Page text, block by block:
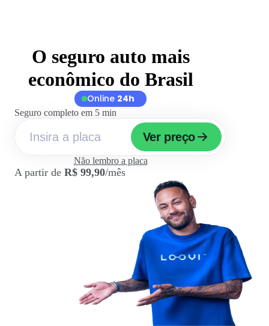
O seguro auto mais
econômico do Brasil
Online 24h
Seguro completo em 5 min
Ver preço
Não lembro a placa
A partir de R$ 99,90/mês